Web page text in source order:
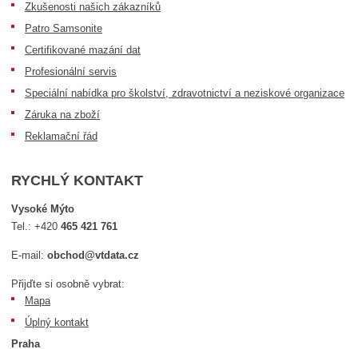
Zkušenosti našich zákazníků
Patro Samsonite
Certifikované mazání dat
Profesionální servis
Speciální nabídka pro školství, zdravotnictví a neziskové organizace
Záruka na zboží
Reklamační řád
RYCHLÝ KONTAKT
Vysoké Mýto
Tel.:+420465 421 761
E-mail:obchod@vtdata.cz
Přijďte si osobně vybrat:
Mapa
Úplný kontakt
Praha